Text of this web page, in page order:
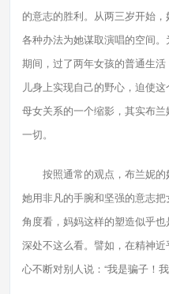
的意志的胜利。从两三岁开始
各种办法为她谋取演唱的空间
期间，过了两年女孩的普通生
儿身上实现自己的野心，迫使
母女关系的一个缩影，其实布
一切。
按照通常的观点，布兰妮的
她用非凡的手腕和坚强的意志
角度看，妈妈这样的塑造似乎
深处不这么看。譬如，在精神
心不断对别人说：“我是骗子！